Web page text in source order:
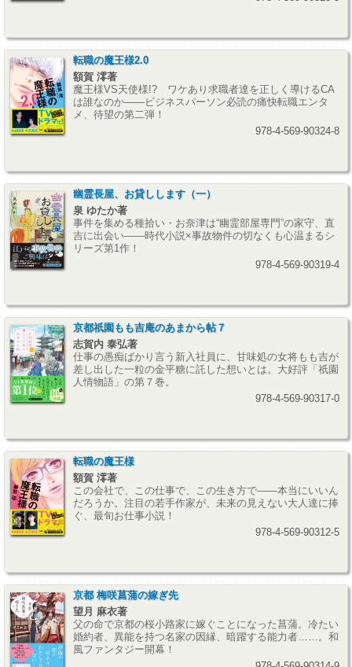
転職の魔王様2.0
額賀 澪著
魔王様VS天使様!? ワケあり求職者達を正しく導けるCA
は誰なのか――ビジネスパーソン必読の痛快転職エンタ
メ、待望の第二弾！
978-4-569-90324-8
幽霊長屋、お貸しします（一）
泉 ゆたか著
事件を集める種拾い・お奈津は“幽霊部屋専門”の家守、直
吉に出会い――時代小説×事故物件の切なくも心温まるシ
リーズ第1作！
978-4-569-90319-4
京都祇園もも吉庵のあまから帖７
志賀内 泰弘著
仕事の愚痴ばかり言う新入社員に、甘味処の女将もも吉が
差し出した一粒の金平糖に託した想いとは。大好評「祇園
人情物語」の第７巻。
978-4-569-90317-0
転職の魔王様
額賀 澪著
この会社で、この仕事で、この生き方で――本当にいいん
だろうか。注目の若手作家が、未来の見えない大人達に捧
ぐ、最旬お仕事小説！
978-4-569-90312-5
京都 梅咲菖蒲の嫁ぎ先
望月 麻衣著
父の命で京都の桜小路家に嫁ぐことになった菖蒲。冷たい
婚約者、異能を持つ名家の因縁、暗躍する能力者……。和
風ファンタジー開幕！